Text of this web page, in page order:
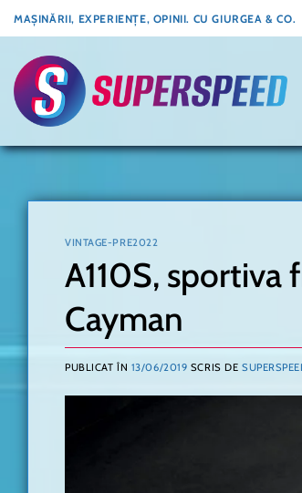
Skip
to
content
MAȘINĂRII, EXPERIENȚE, OPINII. CU GIURGEA & CO.
VINTAGE-PRE2022
A110S, sportiva
Cayman
PUBLICAT ÎN 13/06/2019 SCRIS DE